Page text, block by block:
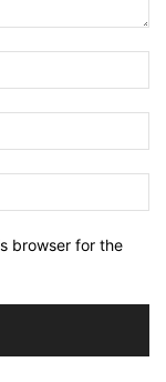
browser for the